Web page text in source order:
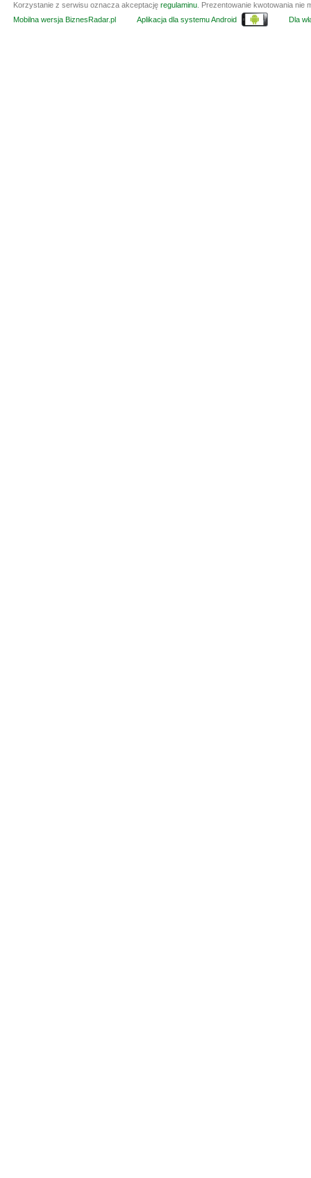
Korzystanie z serwisu oznacza akceptację regulaminu . Prezentowanie kwotowania
Mobilna wersja BiznesRadar.pl
Aplikacja dla systemu Android Dla